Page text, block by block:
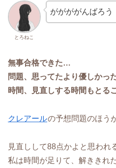
とろねこ
ががががんばろう
無事合格できた…
問題、思ってたより優しかっ
時間、見直しする時間もとる
クレアールの予想問題のほう
見直しして88点かよと思われ
私は時間が足りて、解ききれ